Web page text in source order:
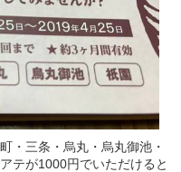
・三条・烏丸・烏丸御池・
テが1000円でいただけると